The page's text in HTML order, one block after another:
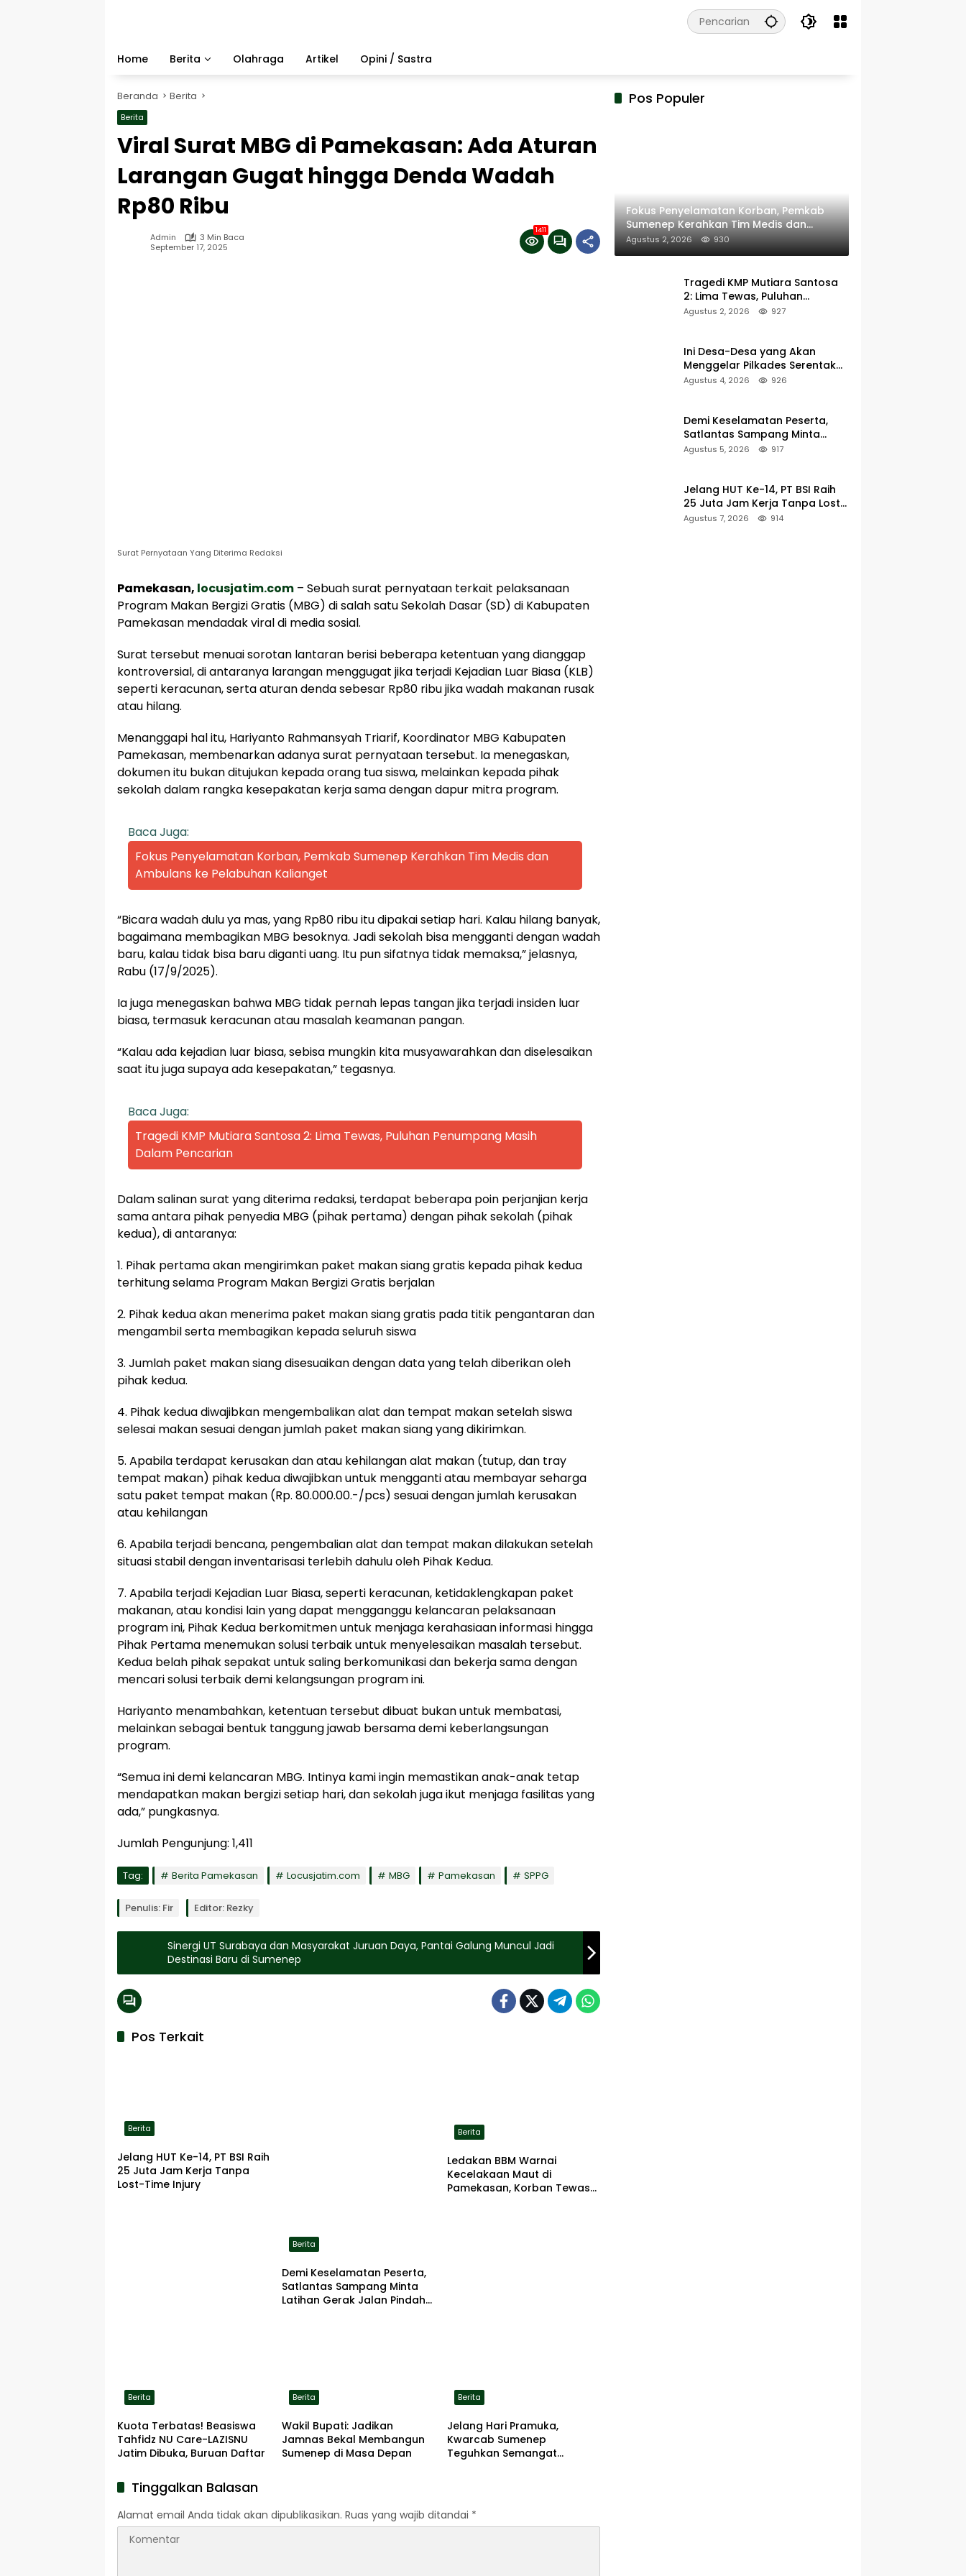
Home
Berita Olahraga Artikel Opini / Sastra
Beranda Berita
Berita
Viral Surat MBG di Pamekasan: Ada Aturan
Larangan Gugat hingga Denda Wadah
Rp80 Ribu
Admin
3 Min Baca
September 17, 2025
1411
Surat Pernyataan Yang Diterima Redaksi
Pamekasan, locusjatim.com – Sebuah surat pernyataan terkait pelaksanaan
Program Makan Bergizi Gratis (MBG) di salah satu Sekolah Dasar (SD) di Kabupaten
Pamekasan mendadak viral di media sosial.
Surat tersebut menuai sorotan lantaran berisi beberapa ketentuan yang dianggap
kontroversial, di antaranya larangan menggugat jika terjadi Kejadian Luar Biasa (KLB)
seperti keracunan, serta aturan denda sebesar Rp80 ribu jika wadah makanan rusak
atau hilang.
Menanggapi hal itu, Hariyanto Rahmansyah Triarif, Koordinator MBG Kabupaten
Pamekasan, membenarkan adanya surat pernyataan tersebut. Ia menegaskan,
dokumen itu bukan ditujukan kepada orang tua siswa, melainkan kepada pihak
sekolah dalam rangka kesepakatan kerja sama dengan dapur mitra program.
Baca Juga:
Fokus Penyelamatan Korban, Pemkab Sumenep Kerahkan Tim Medis dan
Ambulans ke Pelabuhan Kalianget
“Bicara wadah dulu ya mas, yang Rp80 ribu itu dipakai setiap hari. Kalau hilang banyak,
bagaimana membagikan MBG besoknya. Jadi sekolah bisa mengganti dengan wadah
baru, kalau tidak bisa baru diganti uang. Itu pun sifatnya tidak memaksa,” jelasnya,
Rabu (17/9/2025).
Ia juga menegaskan bahwa MBG tidak pernah lepas tangan jika terjadi insiden luar
biasa, termasuk keracunan atau masalah keamanan pangan.
“Kalau ada kejadian luar biasa, sebisa mungkin kita musyawarahkan dan diselesaikan
saat itu juga supaya ada kesepakatan,” tegasnya.
Baca Juga:
Tragedi KMP Mutiara Santosa 2: Lima Tewas, Puluhan Penumpang Masih
Dalam Pencarian
Dalam salinan surat yang diterima redaksi, terdapat beberapa poin perjanjian kerja
sama antara pihak penyedia MBG (pihak pertama) dengan pihak sekolah (pihak
kedua), di antaranya:
1. Pihak pertama akan mengirimkan paket makan siang gratis kepada pihak kedua
terhitung selama Program Makan Bergizi Gratis berjalan
2. Pihak kedua akan menerima paket makan siang gratis pada titik pengantaran dan
mengambil serta membagikan kepada seluruh siswa
3. Jumlah paket makan siang disesuaikan dengan data yang telah diberikan oleh
pihak kedua.
4. Pihak kedua diwajibkan mengembalikan alat dan tempat makan setelah siswa
selesai makan sesuai dengan jumlah paket makan siang yang dikirimkan.
5. Apabila terdapat kerusakan dan atau kehilangan alat makan (tutup, dan tray
tempat makan) pihak kedua diwajibkan untuk mengganti atau membayar seharga
satu paket tempat makan (Rp. 80.000.00.-/pcs) sesuai dengan jumlah kerusakan
atau kehilangan
6. Apabila terjadi bencana, pengembalian alat dan tempat makan dilakukan setelah
situasi stabil dengan inventarisasi terlebih dahulu oleh Pihak Kedua.
7. Apabila terjadi Kejadian Luar Biasa, seperti keracunan, ketidaklengkapan paket
makanan, atau kondisi lain yang dapat mengganggu kelancaran pelaksanaan
program ini, Pihak Kedua berkomitmen untuk menjaga kerahasiaan informasi hingga
Pihak Pertama menemukan solusi terbaik untuk menyelesaikan masalah tersebut.
Kedua belah pihak sepakat untuk saling berkomunikasi dan bekerja sama dengan
mencari solusi terbaik demi kelangsungan program ini.
Hariyanto menambahkan, ketentuan tersebut dibuat bukan untuk membatasi,
melainkan sebagai bentuk tanggung jawab bersama demi keberlangsungan
program.
“Semua ini demi kelancaran MBG. Intinya kami ingin memastikan anak-anak tetap
mendapatkan makan bergizi setiap hari, dan sekolah juga ikut menjaga fasilitas yang
ada,” pungkasnya.
Jumlah Pengunjung: 1,411
Tag: Berita Pamekasan Locusjatim.com MBG Pamekasan SPPG
Penulis: Fir Editor: Rezky
Sinergi UT Surabaya dan Masyarakat Juruan Daya, Pantai Galung Muncul Jadi
Destinasi Baru di Sumenep
Pos Terkait
Berita
Jelang HUT Ke-14, PT BSI Raih
25 Juta Jam Kerja Tanpa
Lost-Time Injury
Berita
Demi Keselamatan Peserta,
Satlantas Sampang Minta
Latihan Gerak Jalan Pindah
Berita
Ledakan BBM Warnai
Kecelakaan Maut di
Pamekasan, Korban Tewas
Berita
Kuota Terbatas! Beasiswa
Tahfidz NU Care-LAZISNU
Jatim Dibuka, Buruan Daftar
Berita
Wakil Bupati: Jadikan
Jamnas Bekal Membangun
Sumenep di Masa Depan
Berita
Jelang Hari Pramuka,
Kwarcab Sumenep
Teguhkan Semangat
Tinggalkan Balasan
Alamat email Anda tidak akan dipublikasikan. Ruas yang wajib ditandai *
Pos Populer
Fokus Penyelamatan Korban, Pemkab
Sumenep Kerahkan Tim Medis dan
Ambulans ke Pelabuhan Kalianget
Agustus 2, 2026 930
Tragedi KMP Mutiara Santosa
2: Lima Tewas, Puluhan
Penumpang Masih Dalam
Agustus 2, 2026 927
Ini Desa-Desa yang Akan
Menggelar Pilkades Serentak
2027 di Kabupaten Sumenep
Agustus 4, 2026 926
Demi Keselamatan Peserta,
Satlantas Sampang Minta
Latihan Gerak Jalan Pindah ke
Agustus 5, 2026 917
Jelang HUT Ke-14, PT BSI Raih
25 Juta Jam Kerja Tanpa Lost-
Time Injury
Agustus 7, 2026 914